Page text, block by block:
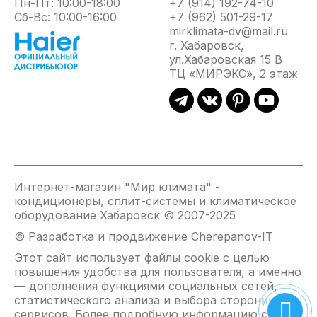
на основе титана. Такой нагревательный элемент
отличается устойчивостью к коррозии, прочностью и
долговечностью;
Удобное механическое управление. На фронтальной
панели Thermex Ceramik расположена панель
управления - механический регулятор температуры и
кнопки переключения режимов мощности. На
температурной шкале предусмотрена отметка Eco -
случае перебоя в электросети;
Вариативные настройки. Thermex Ceramik имеет три
режима мощности - стандартный, экономичный и
ускоренный. Минимальная мощность работы - 700
Вт, что позволяет использовать водонагреватель
даже в маломощных сетях;
Безопасность. В серии Thermex Ceramik
предусмотрена расположенная на шнуре защита от
поражения электрическим током, а также
установлены другие системы безопасности, включая
защиту от перегрева и перепадов давления в
Сб-Вс: 10:00-16:00
+7 (962) 501-29-17
mirklimata-dv@mail.ru
г. Хабаровск,
ул.Хабаровская 15 В
ТЦ «МИРЭКС», 2 этаж
Интернет-магазин "Мир климата" -
кондиционеры, сплит-системы и климатическое
оборудование Хабаровск © 2007-2025
© Разработка и продвижение Cherepanov-IT
Этот сайт использует файлы cookie с целью
повышения удобства для пользователя, а именно
— дополнения функциями социальных сетей,
статистического анализа и выбора сторонних
сервисов. Более подробную информацию см. на